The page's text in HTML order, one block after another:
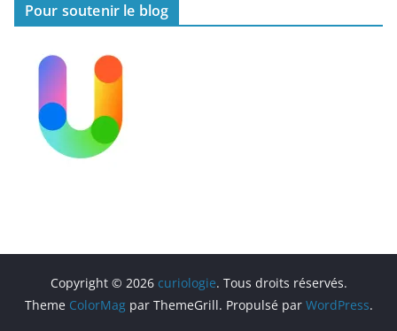
Pour soutenir le blog
Copyright © 2026 curiologie. Tous droits réservés.
Theme ColorMagpar ThemeGrill. Propulsé par WordPress.